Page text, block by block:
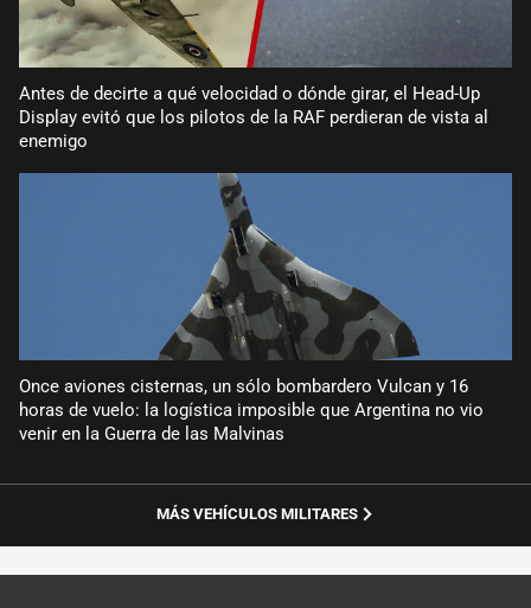
Antes de decirte a qué velocidad o dónde girar, el Head-Up
Display evitó que los pilotos de la RAF perdieran de vista al
enemigo
Once aviones cisternas, un sólo bombardero Vulcan y 16
horas de vuelo: la logística imposible que Argentina no vio
venir en la Guerra de las Malvinas
MÁS VEHÍCULOS MILITARES